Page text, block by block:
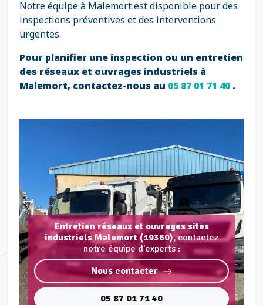
Notre équipe à Malemort est disponible pour des
inspections préventives et des interventions
urgentes.
Pour planifier une inspection ou un entretien
des réseaux et ouvrages industriels à
Malemort, contactez-nous au 05 87 01 71 40.
Entretien réseaux et ouvrages sites
industriels Malemort (19360),contactez
notre équipe d'experts :
Nous contacter
05 87 01 71 40